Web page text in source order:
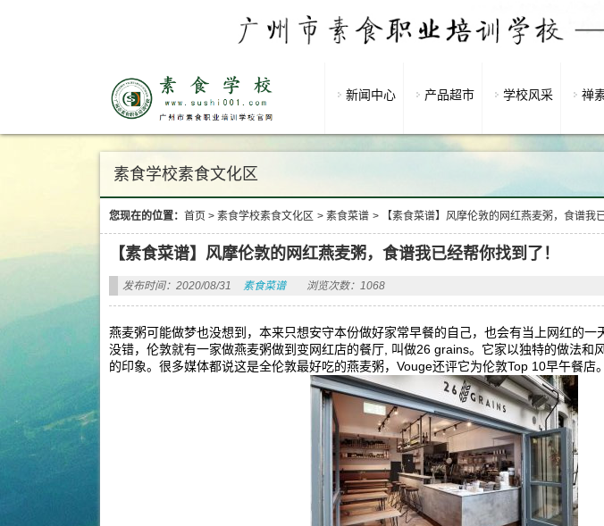
新闻中心 产品超市 学校风采 禅
素食学校素食文化区
您现在的位置： 首页 > 素食学校素食文化区 > 素食菜谱 > 【素食菜谱】风摩伦敦的网红燕麦粥，食谱我
【素食菜谱】风摩伦敦的网红燕麦粥，食谱我已经帮你找到了！
发布时间：2020/08/31 素食菜谱 浏览次数：1068
燕麦粥可能做梦也没想到，本来只想安守本份做好家常早餐的自己，也会有当上网红的一
没错，伦敦就有一家做燕麦粥做到变网红店的餐厅, 叫做26 grains。它家以独特的做法和
的印象。很多媒体都说这是全伦敦最好吃的燕麦粥，Vouge还评它为伦敦Top 10早午餐店。